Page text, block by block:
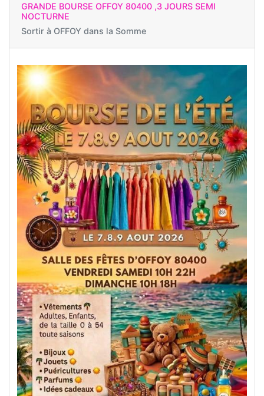
GRANDE BOURSE OFFOY 80400 ,3 JOURS SEMI
NOCTURNE
Sortir à OFFOY dans la Somme